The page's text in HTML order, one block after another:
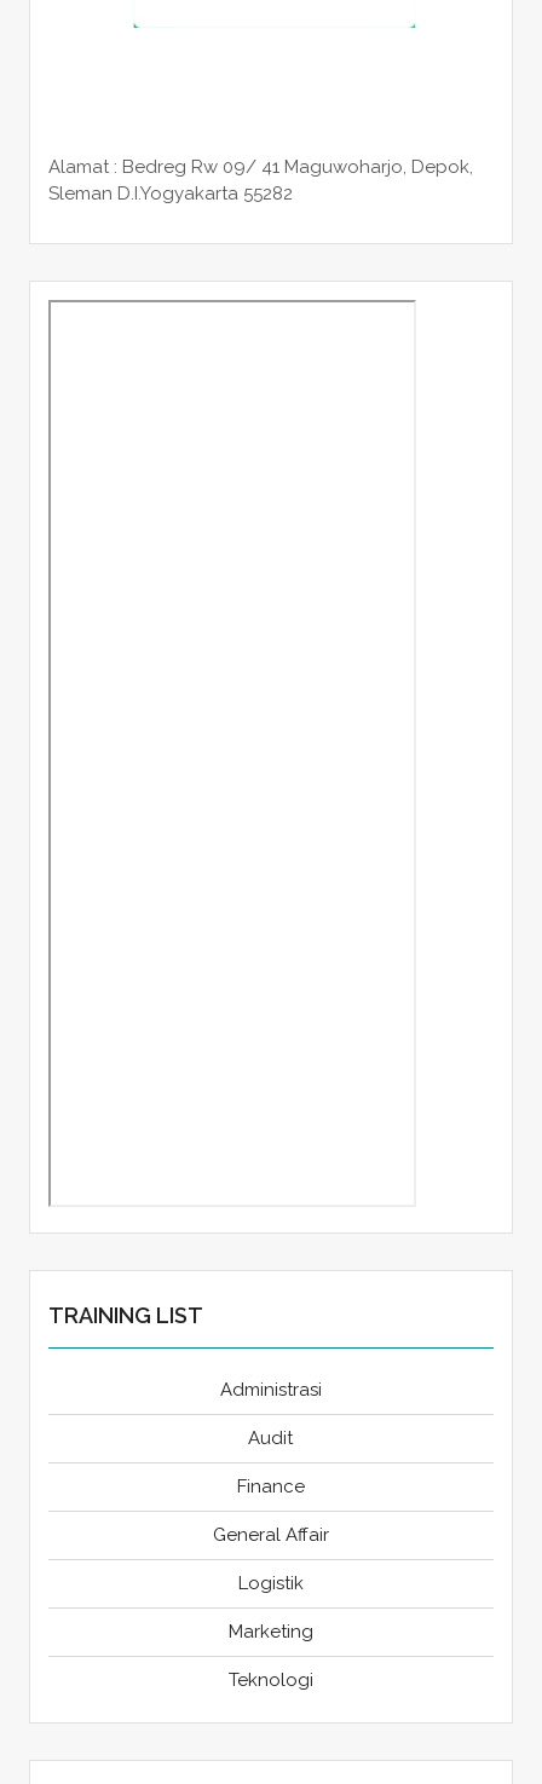
Alamat : Bedreg Rw 09/ 41 Maguwoharjo, Depok,
Sleman D.I.Yogyakarta 55282
TRAINING LIST
Administrasi
Audit
Finance
General Affair
Logistik
Marketing
Teknologi